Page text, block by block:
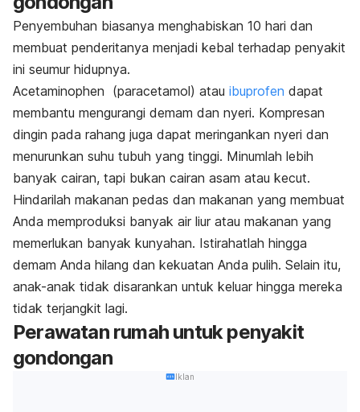
Penyembuhan biasanya menghabiskan 10 hari dan
membuat penderitanya menjadi kebal terhadap penyakit
ini seumur hidupnya.
Acetaminophen (paracetamol) atau ibuprofen dapat
membantu mengurangi demam dan nyeri. Kompresan
dingin pada rahang juga dapat meringankan nyeri dan
menurunkan suhu tubuh yang tinggi. Minumlah lebih
banyak cairan, tapi bukan cairan asam atau kecut.
Hindarilah makanan pedas dan makanan yang membuat
Anda memproduksi banyak air liur atau makanan yang
memerlukan banyak kunyahan. Istirahatlah hingga
demam Anda hilang dan kekuatan Anda pulih. Selain itu,
anak-anak tidak disarankan untuk keluar hingga mereka
tidak terjangkit lagi.
Perawatan rumah untuk penyakit
gondongan
Iklan